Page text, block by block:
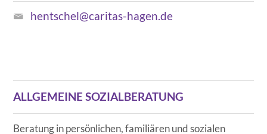
hentschel@caritas-hagen.de
ALLGEMEINE SOZIALBERATUNG
Beratung in persönlichen, familiären und sozialen